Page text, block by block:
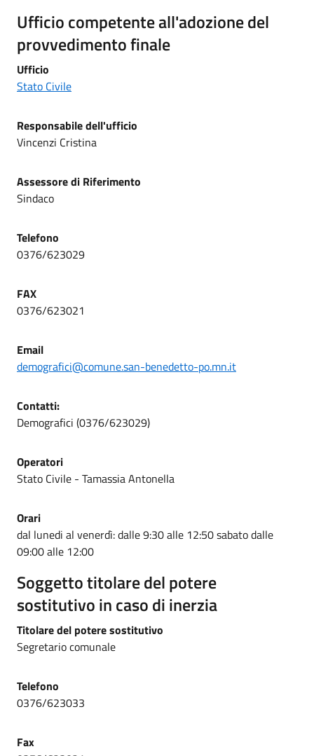
Ufficio competente all'adozione del
provvedimento finale
Ufficio
Stato Civile
Responsabile dell'ufficio
Vincenzi Cristina
Assessore di Riferimento
Sindaco
Telefono
0376/623029
FAX
0376/623021
Email
demografici@comune.san-benedetto-po.mn.it
Contatti:
Demografici (0376/623029)
Operatori
Stato Civile - Tamassia Antonella
Orari
dal lunedi al venerdì: dalle 9:30 alle 12:50 sabato dalle
09:00 alle 12:00
Soggetto titolare del potere
sostitutivo in caso di inerzia
Titolare del potere sostitutivo
Segretario comunale
Telefono
0376/623033
Fax